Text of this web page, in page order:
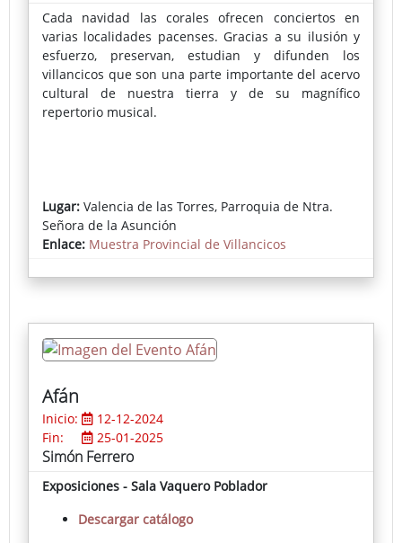
Cada navidad las corales ofrecen conciertos en
varias localidades pacenses. Gracias a su ilusión y
esfuerzo, preservan, estudian y difunden los
villancicos que son una parte importante del acervo
cultural de nuestra tierra y de su magnífico
repertorio musical.
Lugar: Valencia de las Torres, Parroquia de Ntra.
Señora de la Asunción
Enlace: Muestra Provincial de Villancicos
Afán
Inicio:
12-12-2024
Fin:
25-01-2025
Simón Ferrero
Exposiciones - Sala Vaquero Poblador
Descargar catálogo